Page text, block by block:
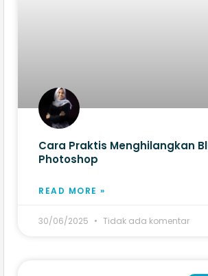
Cara Praktis Menghilangkan
Photoshop
READ MORE »
30/06/2025 Tidak ada komentar